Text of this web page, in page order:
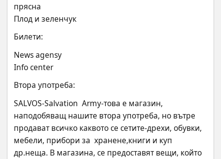
прясна
Плод и зеленчук
Билети:
News agensy
Info center
Втора употреба:
SALVOS-Salvation  Army-това е магазин,
наподобяващ нашите втора употреба, но вътре
продават всичко каквото се сетите-дрехи, обувки,
мебели, прибори за  хранене,книги и куп
др.неща. В магазина, се предоставят вещи, който